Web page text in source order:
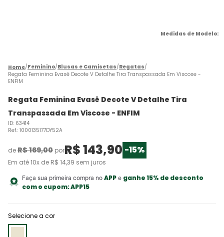
Feminino Blusas e Camisetas Regatas
Regata Feminina Evasê Decote V Detalhe Tira Transpassada Em Viscose -
ENFIM
Regata Feminina Evasê Decote V Detalhe Tira
Transpassada Em Viscose - ENFIM
ID: 63414
Ref.: 1000135177DY52A
deR$169,00 porR$143,90 -15%
Em até10x de R$ 14,39 sem juros
Faça sua primeira compra no APPe ganhe 15% de desconto
com o cupom:APP15
Selecione a cor